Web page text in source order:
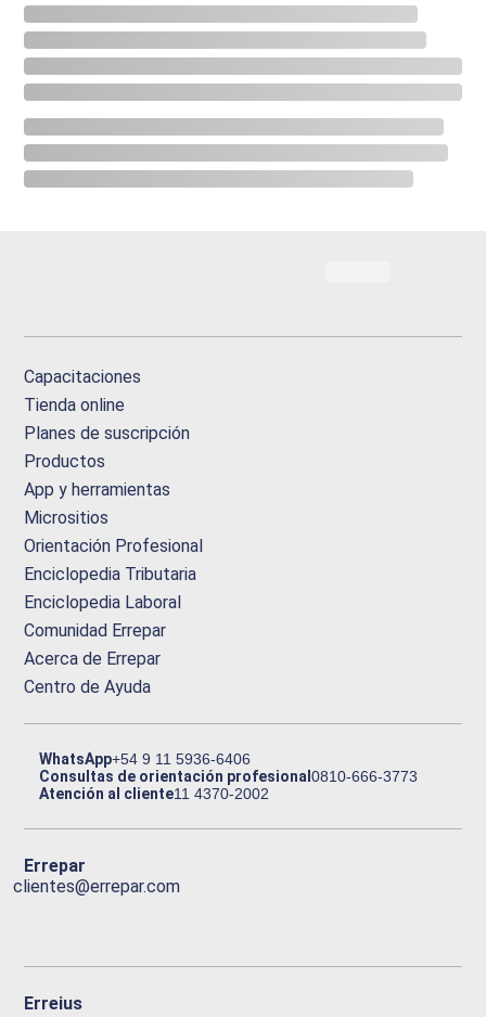
Capacitaciones
Tienda online
Planes de suscripción
Productos
App y herramientas
Micrositios
Orientación Profesional
Enciclopedia Tributaria
Enciclopedia Laboral
Comunidad Errepar
Acerca de Errepar
Centro de Ayuda
WhatsApp+54 9 11 5936-6406
Consultas de orientación profesional0810-666-3773
Atención al cliente11 4370-2002
Errepar
clientes@errepar.com
Erreius